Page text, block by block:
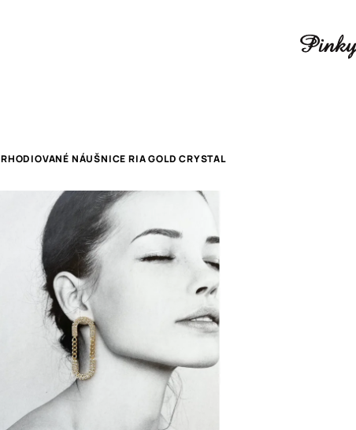
RHODIOVANÉ NÁUŠNICE RIA GOLD CRYSTAL